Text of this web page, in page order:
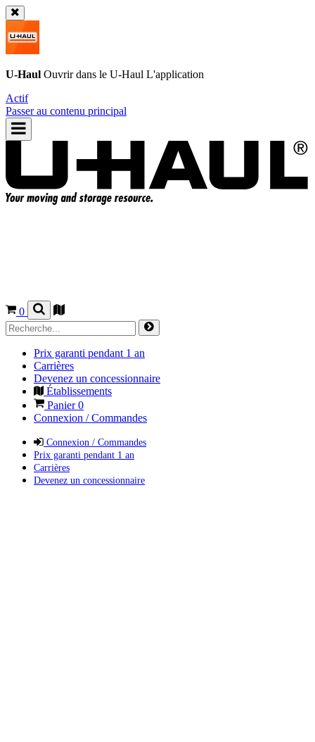
U-Haul Ouvrir dans le U-Haul L'application
Actif
Passer au contenu principal
0
Prix garanti pendant 1 an
Carrières
Devenez un concessionnaire
Établissements
Panier0
Connexion / Commandes
Connexion / Commandes
Prix garanti pendant 1 an
Carrières
Devenez un concessionnaire